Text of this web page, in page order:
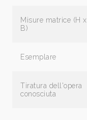
Misure matrice (H x
B)
Esemplare
Tiratura dell'opera
conosciuta